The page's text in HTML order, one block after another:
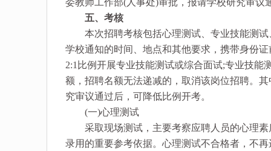
委教师工作部(人事处)审批，报请学校研究审议
五、考核
本次招聘考核包括心理测试、专业技能测试
学校通知的时间、地点和其他要求，携带身份
2:1比例开展专业技能测试或综合面试;专业技能
额，招聘名额无法递减的，取消该岗位招聘。
究审议通过后，可降低比例开考。
(一)心理测试
采取现场测试，主要考察应聘人员的心理素
录用的重要参考依据。心理测试不合格者，不